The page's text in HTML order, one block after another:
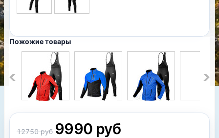
Пожожие товары
12750 руб 9990 руб